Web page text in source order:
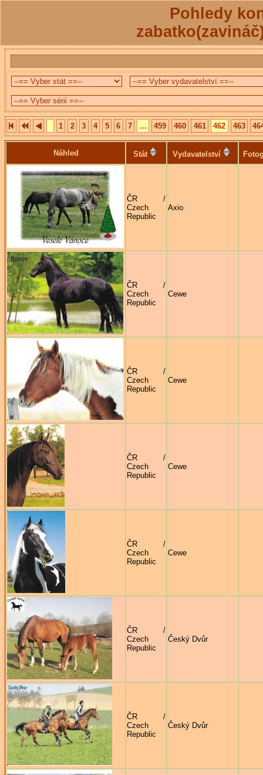
Pohledy
1 2 3 4 5 6 7 ... 459 460 461 462 463
Náhled Stát Vydavatelství
ČR /
Czech
Republic
Axio
ČR /
Czech
Republic
Cewe
ČR /
Czech
Republic
Cewe
ČR /
Czech
Republic
Cewe
ČR /
Czech
Republic
Cewe
ČR /
Czech
Republic
Český Dvůr
ČR /
Czech
Republic
Český Dvůr